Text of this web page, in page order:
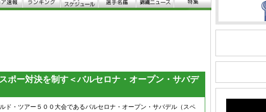
ポー対決を制す＜バルセロナ・オープン・サバデ
ド・ツアー５００大会であるバルセロナ・オープン・サバデル（スペ